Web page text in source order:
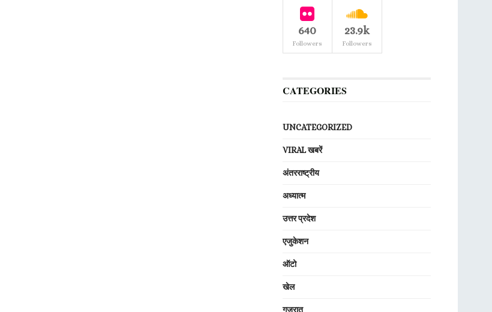
640
Followers
23.9k
Followers
CATEGORIES
UNCATEGORIZED
VIRAL खबरें
अंतरराष्ट्रीय
अध्यात्म
उत्तर प्रदेश
एजुकेशन
ऑटो
खेल
गुजरात